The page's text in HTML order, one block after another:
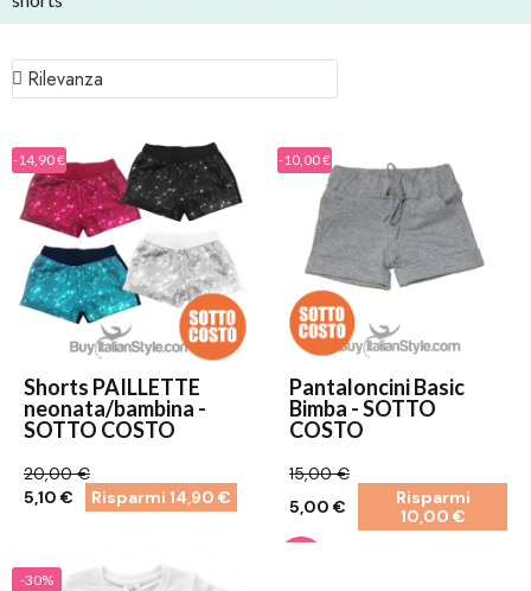
-14,90 €
Shorts PAILLETTE
neonata/bambina -
SOTTO COSTO
20,00 €
5,10 €
Risparmi 14,90 €
-10,00 €
Pantaloncini Basic
Bimba - SOTTO
COSTO
15,00 €
5,00 €
Risparmi
10,00 €
-30%